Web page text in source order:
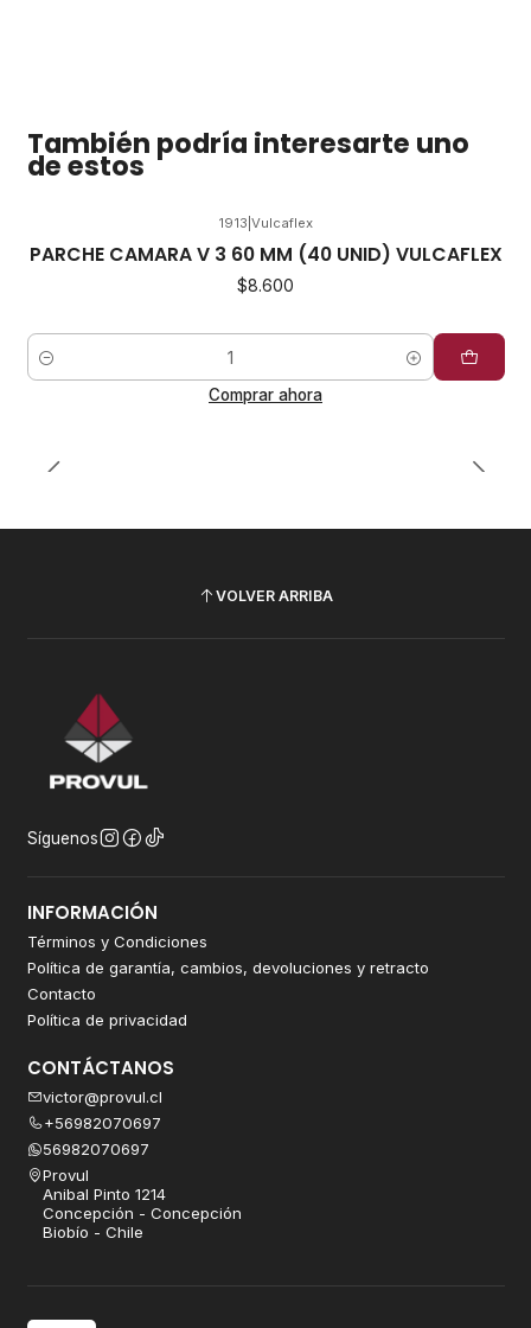
También podría interesarte uno
de estos
1913 Vulcaflex
PARCHE CAMARA V 3 60 MM (40 UNID) VULCAFLEX
$8.600
Cantidad
Comprar ahora
VOLVER ARRIBA
Síguenos
INFORMACIÓN
Términos y Condiciones
Política de garantía, cambios, devoluciones y retracto
Contacto
Política de privacidad
CONTÁCTANOS
victor@provul.cl
+56982070697
56982070697
Provul
Anibal Pinto 1214
Concepción - Concepción
Biobío - Chile